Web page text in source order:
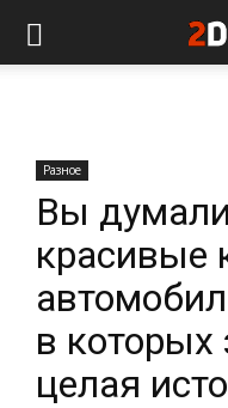
Разное
Вы
красивые
в
целая